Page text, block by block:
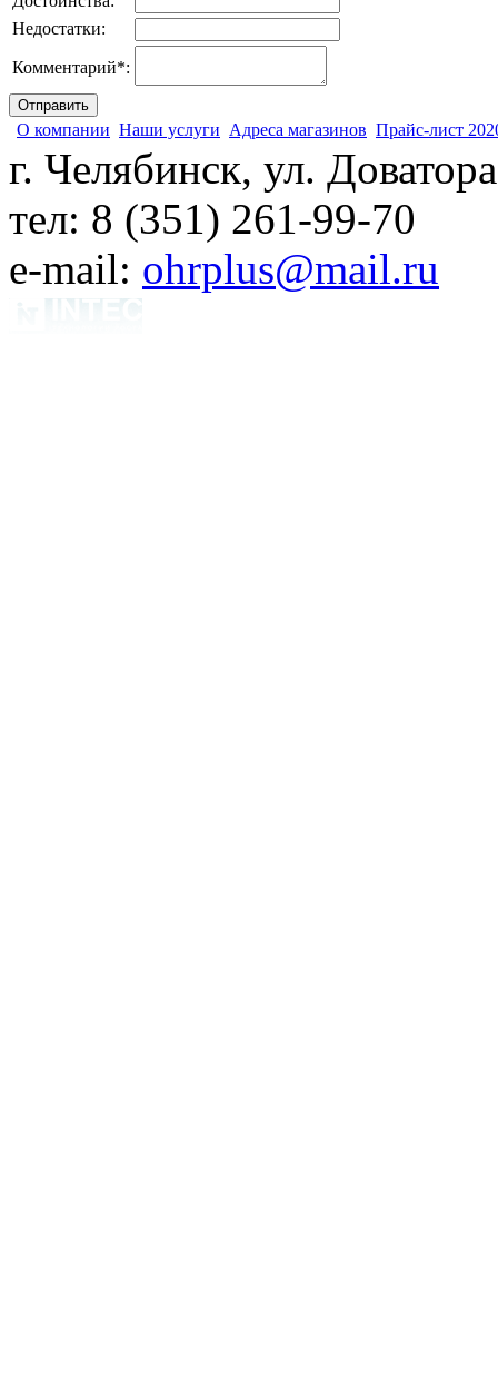
Недостатки:
Комментарий*:
О компании Наши услуги Адреса магазинов Прайс-лист
г. Челябинск, ул.
тел: 8 (351) 261-99-70
e-mail: ohrplus@mail.ru